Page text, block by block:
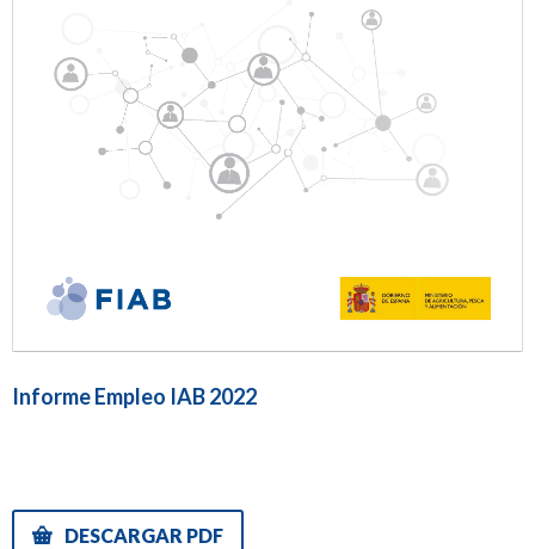
Informe Empleo IAB 2022
DESCARGAR PDF